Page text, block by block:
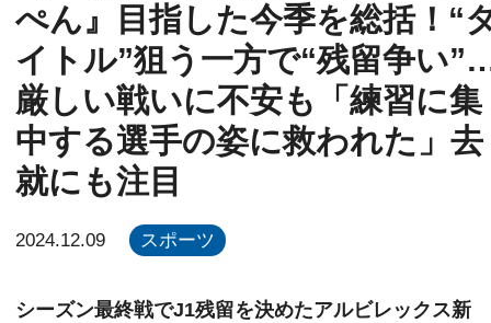
ぺん』目指した今季を総括！“
イトル”狙う一方で“残留争い
厳しい戦いに不安も「練習に集
中する選手の姿に救われた」去
就にも注目
2024.12.09 スポーツ
シーズン最終戦でJ1残留を決めたアルビレックス新